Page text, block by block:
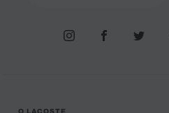
O LACOSTE